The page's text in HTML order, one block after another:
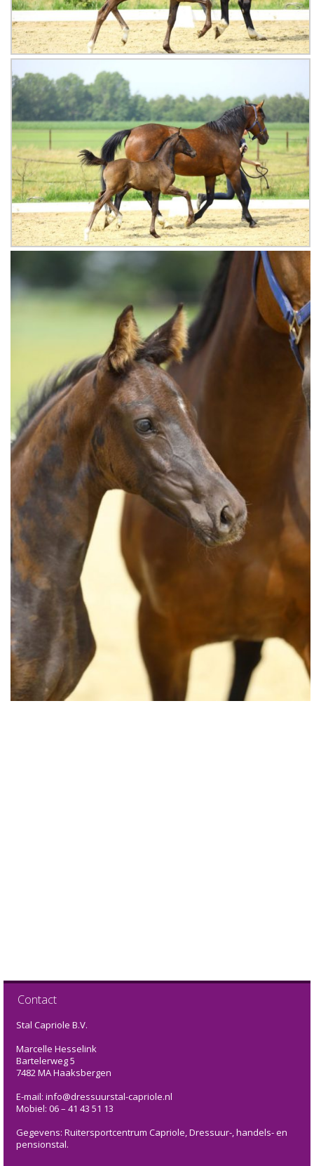
Contact
Stal Capriole B.V.
Marcelle Hesselink
Bartelerweg 5
7482 MA Haaksbergen
E-mail: info@dressuurstal-capriole.nl
Mobiel: 06 – 41 43 51 13
Gegevens: Ruitersportcentrum Capriole, Dressuur-, handels- en
pensionstal.